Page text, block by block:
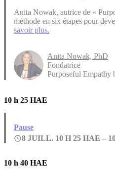
Anita Nowak, autrice de «
méthode en six étapes pour
savoir plus.
Anita Nowak, PhD
Fondatrice
Purposeful Empathy
10 h 25 HAE
Pause
access_time8 JUILL. 10 H 25 HAE –
10 h 40 HAE